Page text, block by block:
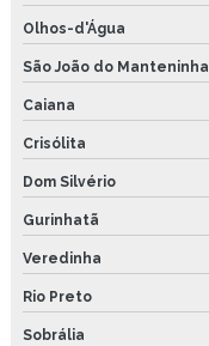
Olhos-d'Água
São João do Manteninha
Caiana
Crisólita
Dom Silvério
Gurinhatã
Veredinha
Rio Preto
Sobrália